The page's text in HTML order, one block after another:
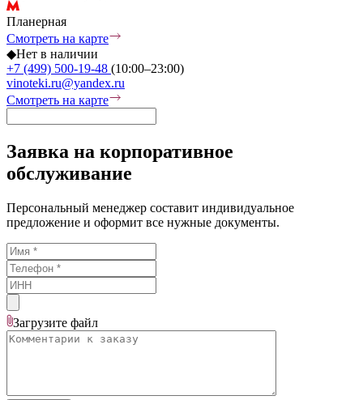
Планерная
Смотреть на карте
◆Нет в наличии
+7 (499) 500-19-48 (10:00–23:00)
vinoteki.ru@yandex.ru
Смотреть на карте
Заявка на корпоративное
обслуживание
Персональный менеджер составит индивидуальное
предложение и оформит все нужные документы.
Загрузите файл